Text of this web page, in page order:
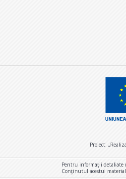
Proiect:
Pentru informaţii detaliate
Conţinutul acestui